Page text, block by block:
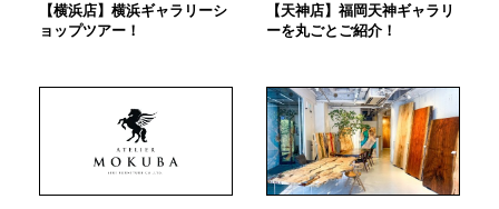
【横浜店】横浜ギャラリーシ
ョップツアー！
【天神店】福岡天神ギャラリ
ーを丸ごとご紹介！